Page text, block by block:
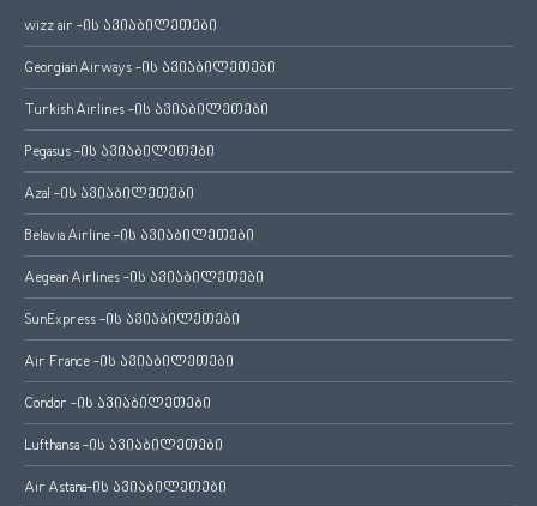
wizz air -ის ავიაბილეთები
Georgian Airways -ის ავიაბილეთები
Turkish Airlines -ის ავიაბილეთები
Pegasus -ის ავიაბილეთები
Azal -ის ავიაბილეთები
Belavia Airline -ის ავიაბილეთები
Aegean Airlines -ის ავიაბილეთები
SunExpress -ის ავიაბილეთები
Air France -ის ავიაბილეთები
Condor -ის ავიაბილეთები
Lufthansa -ის ავიაბილეთები
Air Astana-ის ავიაბილეთები